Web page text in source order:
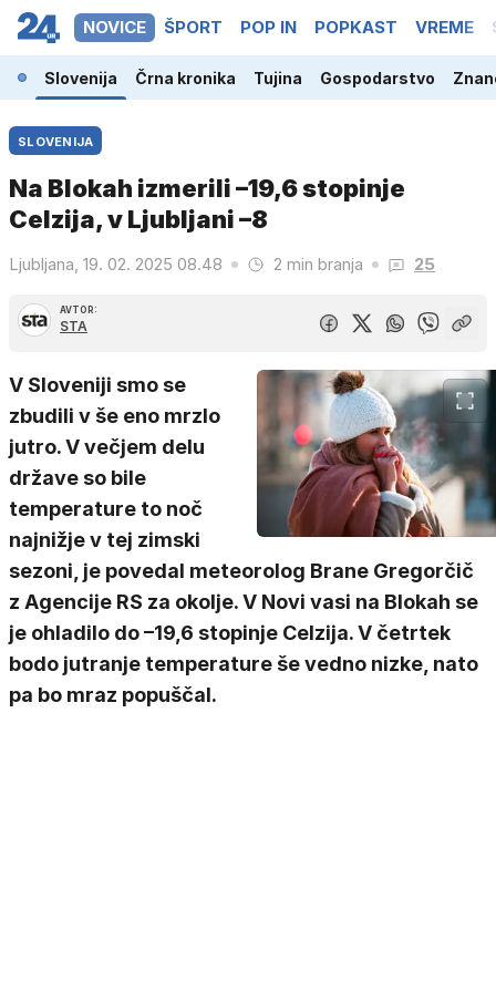
NOVICE ŠPORT POP IN POPKAST VREME
Slovenija Črna kronika Tujina Gospodarstvo
SLOVENIJA
Na Blokah izmerili –19,6 stopinje
Celzija, v Ljubljani –8
Ljubljana, 19. 02. 2025 08.48 2 min branja 25
AVTOR:
STA
V Sloveniji smo se
zbudili v še eno mrzlo
jutro. V večjem delu
države so bile
temperature to noč
najnižje v tej zimski
sezoni, je povedal meteorolog Brane Gregorčič
z Agencije RS za okolje. V Novi vasi na Blokah se
je ohladilo do –19,6 stopinje Celzija. V četrtek
bodo jutranje temperature še vedno nizke, nato
pa bo mraz popuščal.